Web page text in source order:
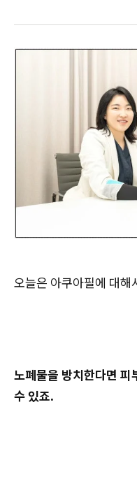
오늘은 아쿠아필에 대해
노폐물을 방치한다면 피
수 있죠.